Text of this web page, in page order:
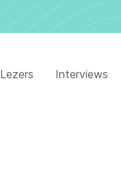
Lezers Interviews